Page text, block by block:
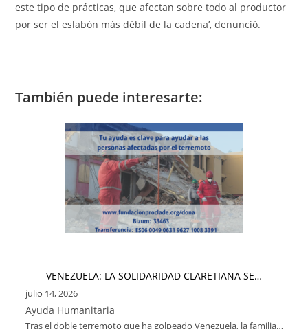
este tipo de prácticas, que afectan sobre todo al productor
por ser el eslabón más débil de la cadena’, denunció.
También puede interesarte:
VENEZUELA: LA SOLIDARIDAD CLARETIANA SE…
julio 14, 2026
Ayuda Humanitaria
Tras el doble terremoto que ha golpeado Venezuela, la familia…